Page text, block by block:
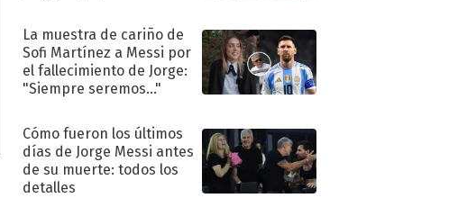
La muestra de cariño de
Sofi Martínez a Messi por
el fallecimiento de Jorge:
"Siempre seremos..."
Cómo fueron los últimos
días de Jorge Messi antes
de su muerte: todos los
detalles